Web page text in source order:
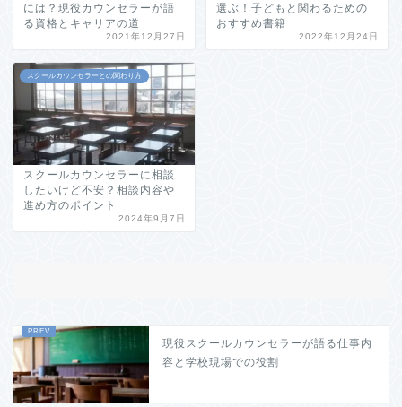
には？現役カウンセラーが語
る資格とキャリアの道
2021年12月27日
選ぶ！子どもと関わるための
おすすめ書籍
2022年12月24日
スクールカウンセラーとの関わり方
スクールカウンセラーに相談
したいけど不安？相談内容や
進め方のポイント
2024年9月7日
現役スクールカウンセラーが語る仕事内
容と学校現場での役割